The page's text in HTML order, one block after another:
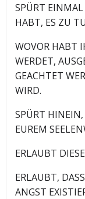
SPÜRT EINMAL
HABT, ES ZU
WOVOR HABT
WERDET,
GEACHTET
WIRD.
SPÜRT HINEIN,
EUREM
ERLAUBT
ERLAUBT,
ANGST